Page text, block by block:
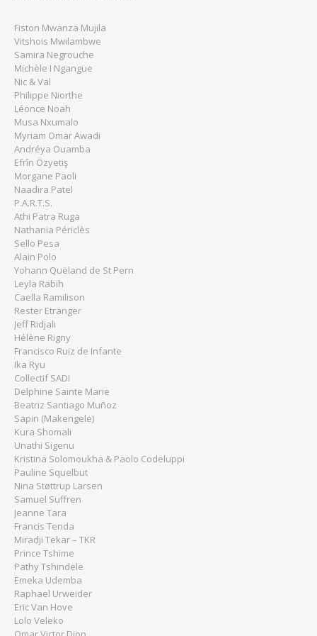
Fiston Mwanza Mujila
Vitshois Mwilambwe
Samira Negrouche
Michèle I Ngangue
Nic & Val
Philippe Niorthe
Léonce Noah
Musa Nxumalo
Myriam Omar Awadi
Andréya Ouamba
Efrîn Özyetiş
Morgane Paoli
Naadira Patel
P.A.R.T.S.
Athi Patra Ruga
Nathania Périclès
Sello Pesa
Alain Polo
Yohann Quëland de St Pern
Leyla Rabih
Caella Ramilison
Rester Etranger
Jeff Ridjali
Hélène Rigny
Francisco Ruiz de Infante
Ika Ryu
Collectif SADI
Delphine Sainte Marie
Beatriz Santiago Muñoz
Sapin (Makengele)
Kura Shomali
Unathi Sigenu
Kristina Solomoukha & Paolo Codeluppi
Pauline Squelbut
Nina Støttrup Larsen
Samuel Suffren
Jeanne Tara
Francis Tenda
Miradji Tekar – TKR
Prince Tshime
Pathy Tshindele
Emeka Udemba
Raphael Urweider
Eric Van Hove
Lolo Veleko